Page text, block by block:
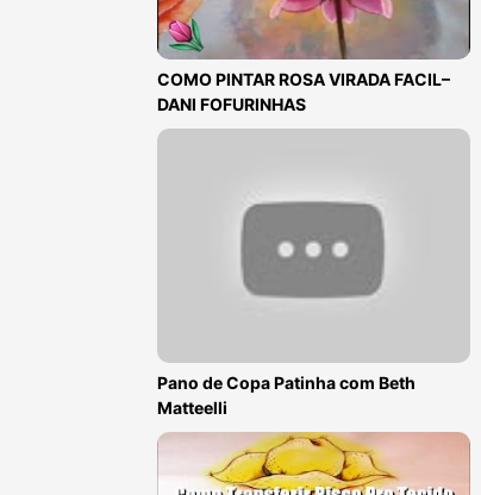
COMO PINTAR ROSA VIRADA FACIL–
DANI FOFURINHAS
Pano de Copa Patinha com Beth
Matteelli